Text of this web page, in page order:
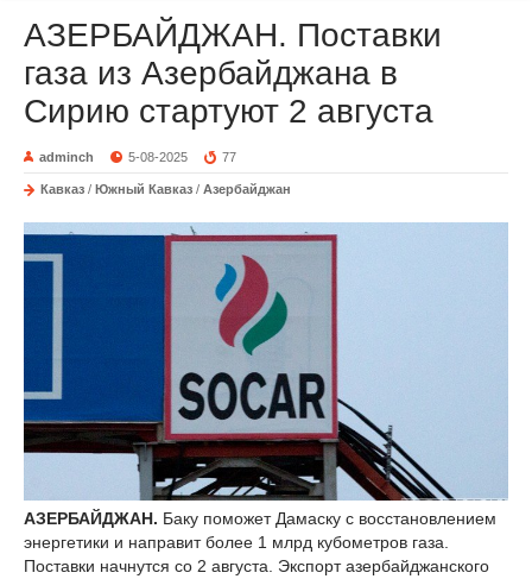
АЗЕРБАЙДЖАН. Поставки
газа из Азербайджана в
Сирию стартуют 2 августа
adminch 5-08-2025 77
Кавказ / Южный Кавказ / Азербайджан
АЗЕРБАЙДЖАН. Баку поможет Дамаску с восстановлением
энергетики и направит более 1 млрд кубометров газа.
Поставки начнутся со 2 августа. Экспорт азербайджанского